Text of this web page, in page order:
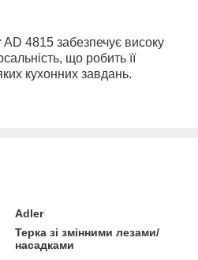
4815 забезпечує високу
що робить її
кухонних завдань.
Adler
Терка зі змінними лезами/
насадками